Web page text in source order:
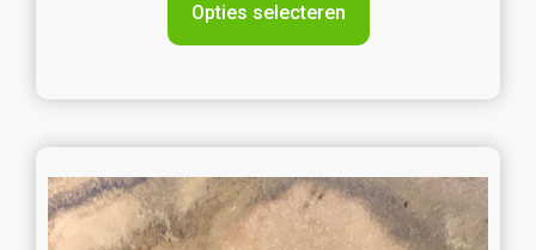
Opties selecteren